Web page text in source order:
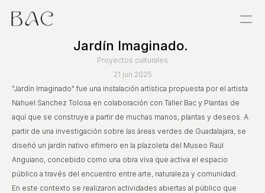
Estancias
Sobre
Exploraciones
Taller
Jardín Imaginado.
Proyectos culturales
21 jun 2025
"Jardín Imaginado" fue una instalación artística propuesta por el artista
Nahuel Sanchez Tolosa en colaboración con Taller Bac y Plantas de
aquí que se construye a partir de muchas manos, plantas y deseos. A
partir de una investigación sobre las áreas verdes de Guadalajara, se
diseñó un jardín nativo efímero en la plazoleta del Museo Raúl
Anguiano, concebido como una obra viva que activa el espacio
público a través del encuentro entre arte, naturaleza y comunidad.
En este contexto se realizaron actividades abiertas al público que